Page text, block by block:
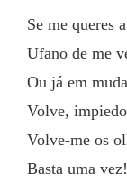
Se me queres
Ufano de me
Ou já em
Volve,
Volve-me os
Basta uma vez!